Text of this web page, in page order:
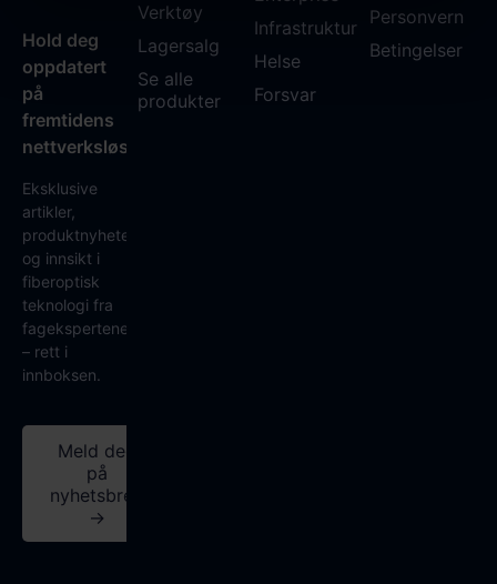
Hold deg
oppdatert
på
fremtidens
nettverksløsninger
Eksklusive
artikler,
produktnyheter
og innsikt i
fiberoptisk
teknologi fra
fagekspertene
– rett i
innboksen.
Meld deg
på
nyhetsbrev
→
Verktøy
Lagersalg
Se alle
produkter
Infrastruktur
Helse
Forsvar
Personvern
Betingelser